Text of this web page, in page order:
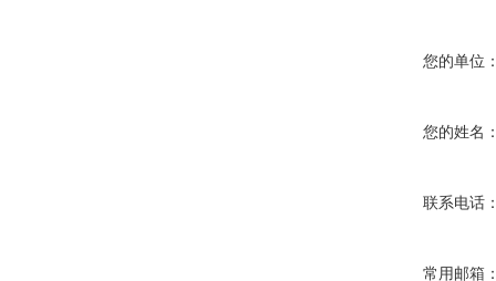
您的单位
您的姓名
联系电话
常用邮箱